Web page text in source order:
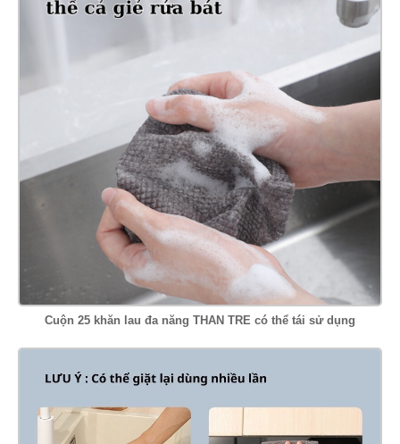
Cuộn 25 khăn lau đa năng THAN TRE có thể tái sử dụng